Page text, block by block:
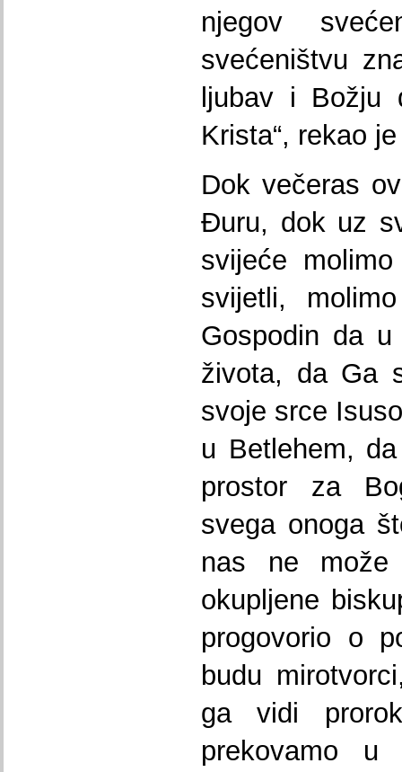
njegov
svećeništvu
ljubav i Božju
Krista“, rekao
Dok večeras
Đuru, dok uz
svijeće
svijetli,
Gospodin da
života, da Ga
svoje srce
u Betlehem,
prostor za
svega onoga
nas ne može
okupljene
progovorio o
budu
ga vidi
prekovamo